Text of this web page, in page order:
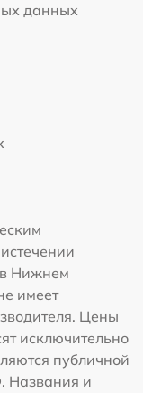
данных
Нижнем
имеет
Цены
исключительно
публичной
Названия и